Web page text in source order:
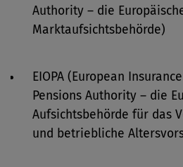
Authority – die
Marktaufsichtsbehörde)
EIOPA (European
Pensions Authority – die
Aufsichtsbehörde für das
und betriebliche